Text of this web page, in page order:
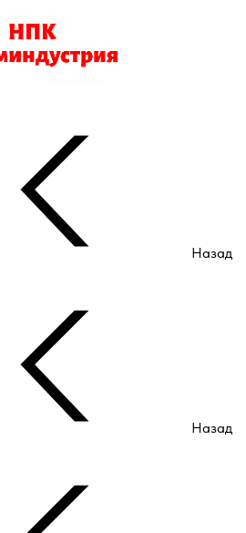
Назад
Назад